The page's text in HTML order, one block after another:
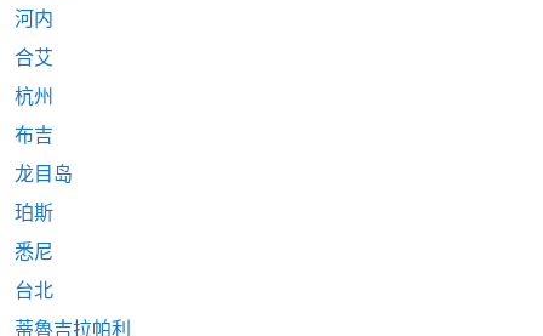
河内
合艾
杭州
布吉
龙目岛
珀斯
悉尼
台北
蒂魯吉拉帕利